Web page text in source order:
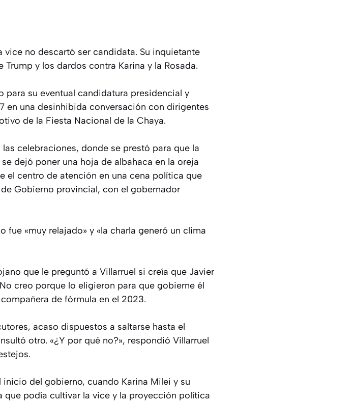
vice no descartó ser candidata. Su inquietante
y los dardos contra Karina y la Rosada.
para su eventual candidatura presidencial y
una desinhibida conversación con dirigentes
de la Fiesta Nacional de la Chaya.
celebraciones, donde se prestó para que la
dejó poner una hoja de albahaca en la oreja
el centro de atención en una cena política que
Gobierno provincial, con el gobernador
«muy relajado» y «la charla generó un clima
que le preguntó a Villarruel si creía que Javier
creo porque lo eligieron para que gobierne él
de fórmula en el 2023.
acaso dispuestos a saltarse hasta el
otro. «¿Y por qué no?», respondió Villarruel
del gobierno, cuando Karina Milei y su
podía cultivar la vice y la proyección política